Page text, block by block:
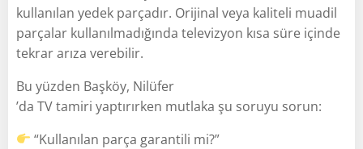
kullanılan yedek parçadır. Orijinal veya kaliteli muadil
parçalar kullanılmadığında televizyon kısa süre içinde
tekrar arıza verebilir.
Bu yüzden Başköy, Nilüfer
’da TV tamiri yaptırırken mutlaka şu soruyu sorun:
“Kullanılan parça garantili mi?”